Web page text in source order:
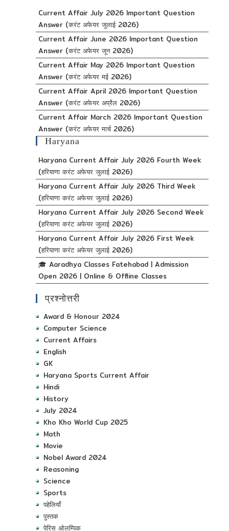
Current Affair July 2026 Important Question
Answer (करंट अफेयर जुलाई 2026)
Current Affair June 2026 Important Question
Answer (करंट अफेयर जून 2026)
Current Affair May 2026 Important Question
Answer (करंट अफेयर मई 2026)
Current Affair April 2026 Important Question
Answer (करंट अफेयर अप्रैल 2026)
Current Affair March 2026 Important Question
Answer (करंट अफेयर मार्च 2026)
Haryana
Haryana Current Affair July 2026 Fourth Week
(हरियाणा करंट अफेयर जुलाई 2026)
Haryana Current Affair July 2026 Third Week
(हरियाणा करंट अफेयर जुलाई 2026)
Haryana Current Affair July 2026 Second Week
(हरियाणा करंट अफेयर जुलाई 2026)
Haryana Current Affair July 2026 First Week
(हरियाणा करंट अफेयर जुलाई 2026)
🎓 Aaradhya Classes Fatehabad | Admission
Open 2026 | Online & Offline Classes
प्रश्नोत्तरी
Award & Honour 2024
Computer Science
Current Affairs
English
GK
Haryana Sports Current Affair
Hindi
History
July 2024
Kho Kho World Cup 2025
Math
Movie
Nobel Award 2024
Reasoning
Science
Sports
पहेलियाँ
पुस्तक
पेरिस ओलम्पिक